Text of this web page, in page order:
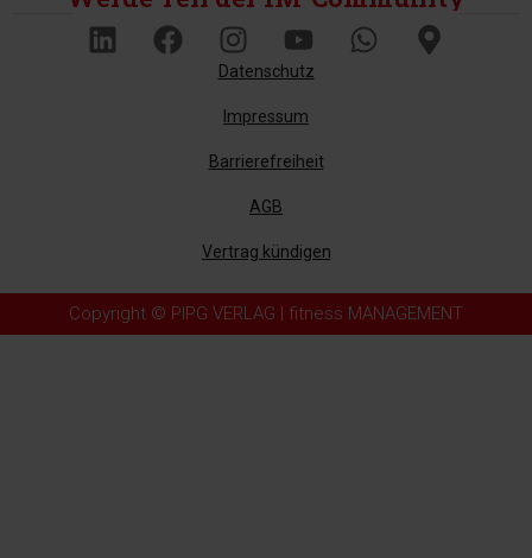
Datenschutz
Impressum
Barrierefreiheit
AGB
Vertrag kündigen
Copyright © PIPG VERLAG | fitness MANAGEMENT